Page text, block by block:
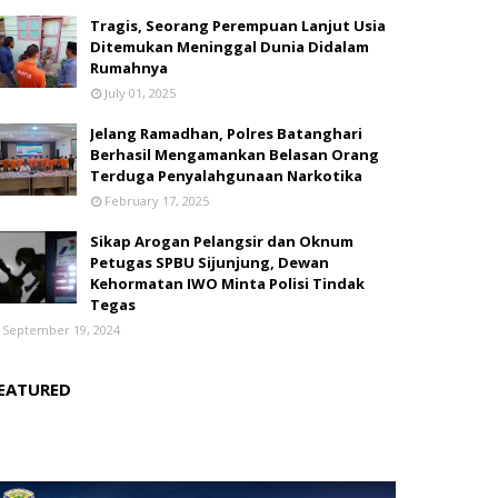
Tragis, Seorang Perempuan Lanjut Usia
Ditemukan Meninggal Dunia Didalam
Rumahnya
July 01, 2025
Jelang Ramadhan, Polres Batanghari
Berhasil Mengamankan Belasan Orang
Terduga Penyalahgunaan Narkotika
February 17, 2025
Sikap Arogan Pelangsir dan Oknum
Petugas SPBU Sijunjung, Dewan
Kehormatan IWO Minta Polisi Tindak
Tegas
September 19, 2024